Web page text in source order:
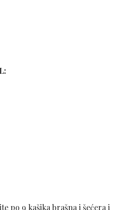
po 9 kašika brašna i šećera i